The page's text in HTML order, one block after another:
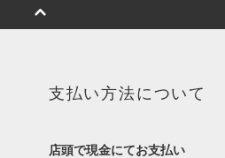
支払い方法について
店頭で現金にてお支払い